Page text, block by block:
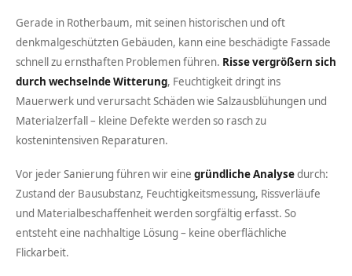
Gerade in Rotherbaum, mit seinen historischen und oft
denkmalgeschützten Gebäuden, kann eine beschädigte Fassade
schnell zu ernsthaften Problemen führen. Risse vergrößern sich
durch wechselnde Witterung, Feuchtigkeit dringt ins
Mauerwerk und verursacht Schäden wie Salzausblühungen und
Materialzerfall – kleine Defekte werden so rasch zu
kostenintensiven Reparaturen.
Vor jeder Sanierung führen wir eine gründliche Analysedurch:
Zustand der Bausubstanz, Feuchtigkeitsmessung, Rissverläufe
und Materialbeschaffenheit werden sorgfältig erfasst. So
entsteht eine nachhaltige Lösung – keine oberflächliche
Flickarbeit.